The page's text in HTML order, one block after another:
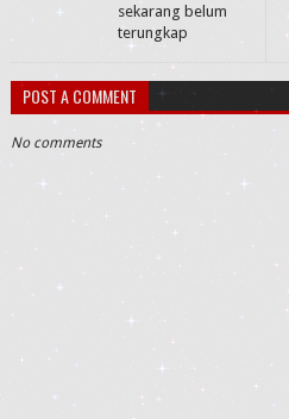
sekarang belum
terungkap
POST A COMMENT
No comments